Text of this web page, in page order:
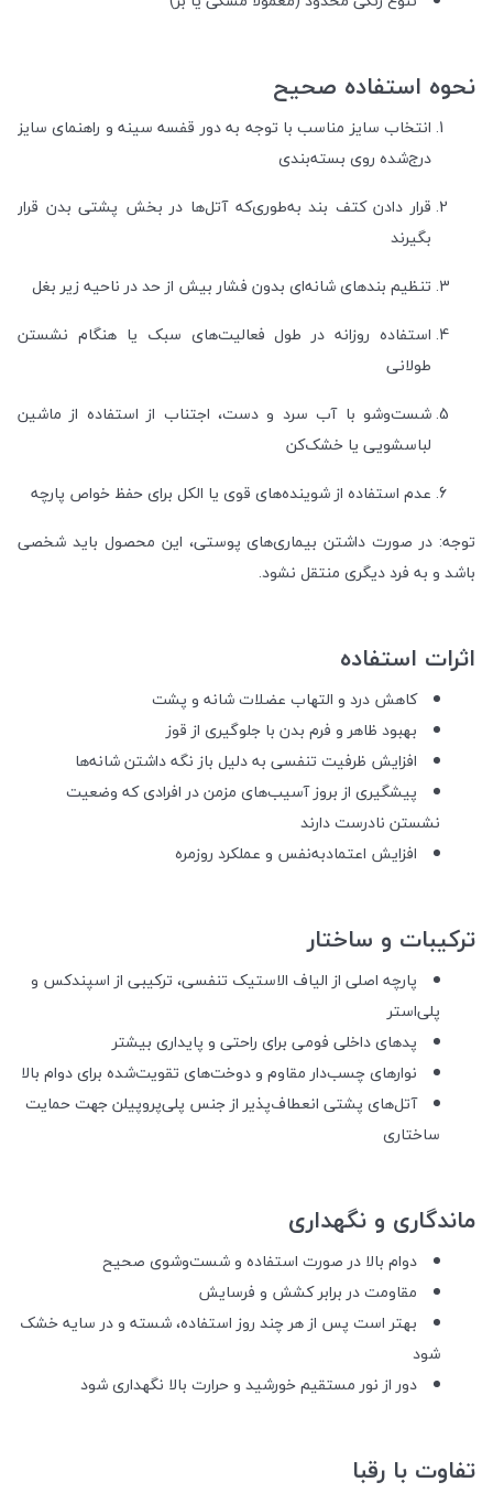
نحوه استفاده صحیح
انتخاب سایز مناسب با توجه به دور قفسه سینه و راهنمای سایز
درج‌شده روی بسته‌بندی
قرار دادن کتف بند به‌طوری‌که آتل‌ها در بخش پشتی بدن قرار
بگیرند
تنظیم بندهای شانه‌ای بدون فشار بیش از حد در ناحیه زیر بغل
استفاده روزانه در طول فعالیت‌های سبک یا هنگام نشستن
طولانی
شست‌وشو با آب سرد و دست، اجتناب از استفاده از ماشین
لباسشویی یا خشک‌کن
عدم استفاده از شوینده‌های قوی یا الکل برای حفظ خواص پارچه
توجه: در صورت داشتن بیماری‌های پوستی، این محصول باید شخصی
باشد و به فرد دیگری منتقل نشود.
اثرات استفاده
کاهش درد و التهاب عضلات شانه و پشت
بهبود ظاهر و فرم بدن با جلوگیری از قوز
افزایش ظرفیت تنفسی به دلیل باز نگه داشتن شانه‌ها
پیشگیری از بروز آسیب‌های مزمن در افرادی که وضعیت
نشستن نادرست دارند
افزایش اعتمادبه‌نفس و عملکرد روزمره
ترکیبات و ساختار
پارچه اصلی از الیاف الاستیک تنفسی، ترکیبی از اسپندکس و
پلی‌استر
پدهای داخلی فومی برای راحتی و پایداری بیشتر
نوارهای چسب‌دار مقاوم و دوخت‌های تقویت‌شده برای دوام بالا
آتل‌های پشتی انعطاف‌پذیر از جنس پلی‌پروپیلن جهت حمایت
ساختاری
ماندگاری و نگهداری
دوام بالا در صورت استفاده و شست‌وشوی صحیح
مقاومت در برابر کشش و فرسایش
بهتر است پس از هر چند روز استفاده، شسته و در سایه خشک
شود
دور از نور مستقیم خورشید و حرارت بالا نگهداری شود
تفاوت با رقبا